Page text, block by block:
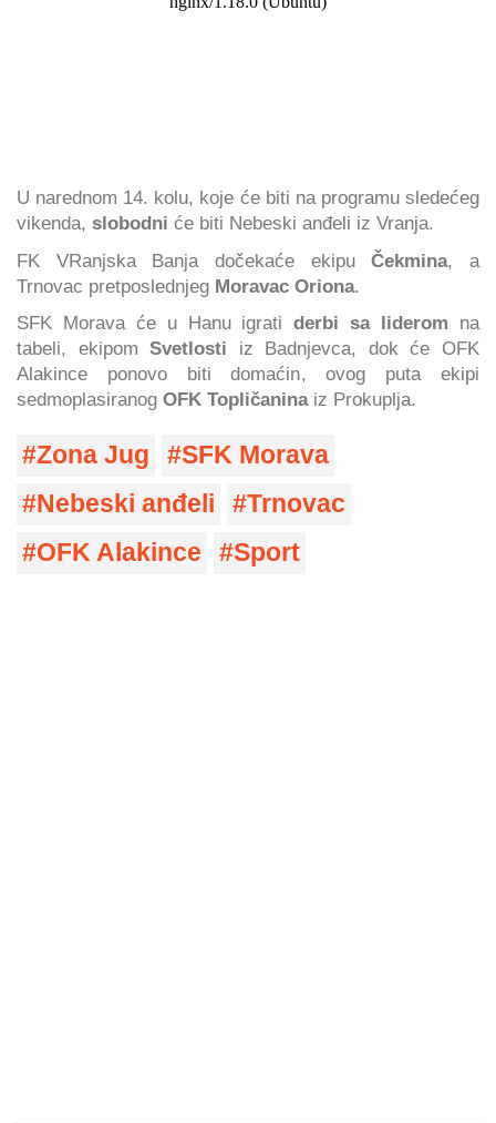
U narednom 14. kolu, koje će biti na programu sledećeg
vikenda, slobodni će biti Nebeski anđeli iz Vranja.
FK VRanjska Banja dočekaće ekipuČekmina , a
Trnovac pretposlednjeg Moravac Oriona
SFK Morava će u Hanu igratiderbi sa liderom na
tabeli, ekipom Svetlosti iz Badnjevca, dok će OFK
Alakince ponovo biti domaćin, ovog puta ekipi
sedmoplasiranog OFK Topličaninaiz Prokuplja.
Zona Jug
SFK Morava
Nebeski anđeli
Trnovac
OFK Alakince
Sport